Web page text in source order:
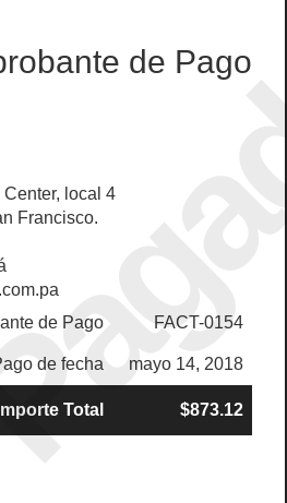
de Pago
local 4
Francisco.
de Pago
FACT-0154
de fecha mayo 14, 2018
Importe Total $873.12